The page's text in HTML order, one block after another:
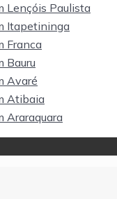
Lençóis Paulista
Itapetininga
Franca
Bauru
Avaré
Atibaia
Araraquara